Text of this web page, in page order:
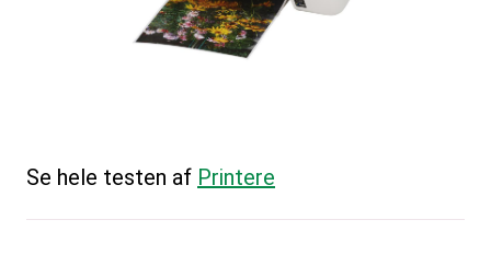
Se hele testen af Printere